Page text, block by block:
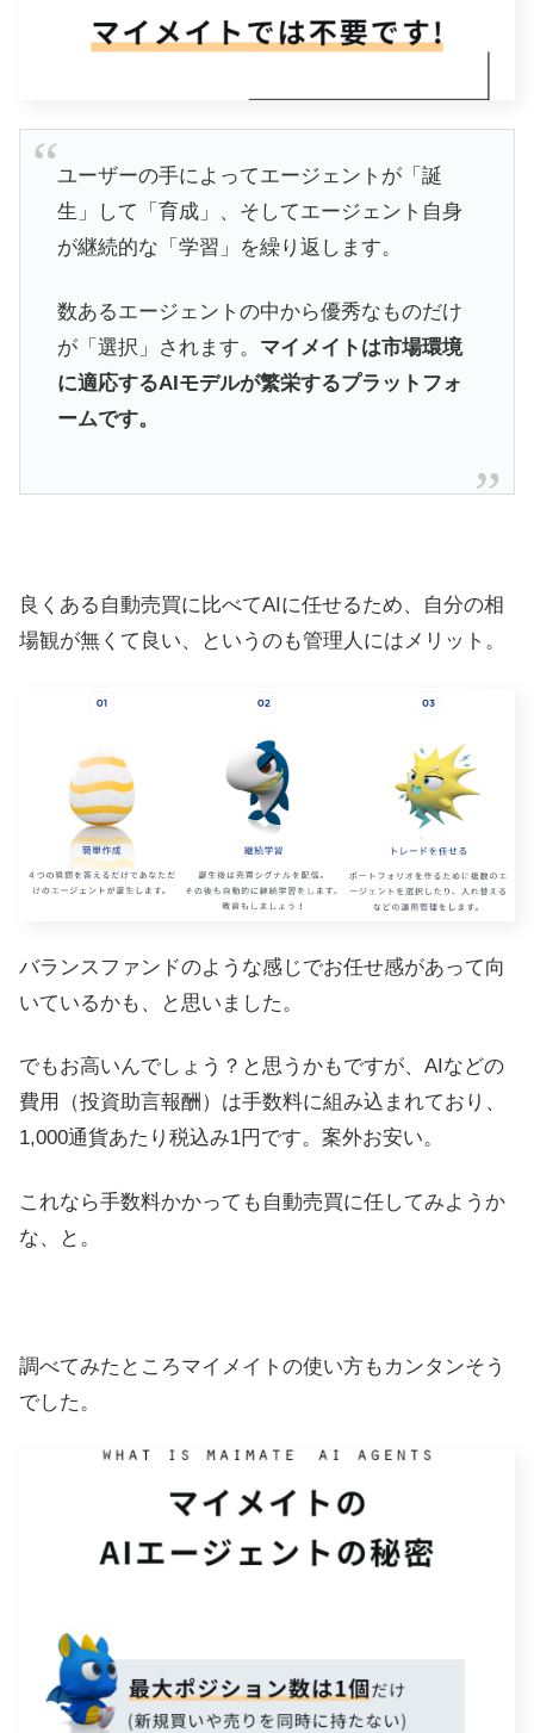
ユーザーの手によってエージェントが「誕
生」して「育成」、そしてエージェント自身
が継続的な「学習」を繰り返します。
数あるエージェントの中から優秀なものだけ
が「選択」されます。 マイメイトは市場環境
に適応するAIモデルが繁栄するプラットフォ
ームです。
良くある自動売買に比べてAIに任せるため、自分の相
場観が無くて良い、というのも管理人にはメリット。
バランスファンドのような感じでお任せ感があって向
いているかも、と思いました。
でもお高いんでしょう？と思うかもですが、AIなどの
費用（投資助言報酬）は手数料に組み込まれており、
1,000通貨あたり税込み1円です。案外お安い。
これなら手数料かかっても自動売買に任してみようか
な、と。
調べてみたところマイメイトの使い方もカンタンそう
でした。